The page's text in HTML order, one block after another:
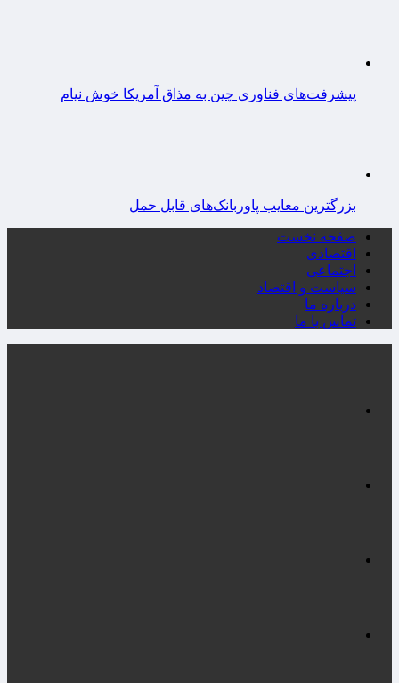
پیشرفت‌های فناوری چین به مذاق آمریکا خوش نیام
بزرگترین معایب پاوربانک‌های قابل حمل
صفحه نخست
اقتصادی
اجتماعی
سیاست و اقتصاد
درباره ما
تماس با ما